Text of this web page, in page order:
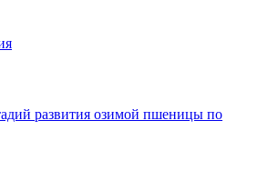
развития озимой пшеницы по